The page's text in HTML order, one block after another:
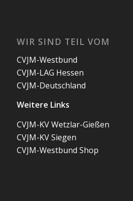
WIR SIND TEIL VOM
CVJM-Westbund
CVJM-LAG Hessen
CVJM-Deutschland
Weitere Links
CVJM-KV Wetzlar-Gießen
CVJM-KV Siegen
CVJM-Westbund Shop